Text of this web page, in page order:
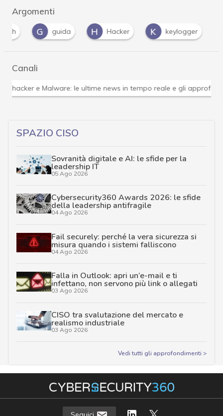
Argomenti
G
guida H Hacker K keylogger P
Canali
Attacchi hacker e Malware: le ultime news in tempo
SPAZIO CISO
Sovranità digitale e AI: le sfide per la
leadership IT
05 Ago 2026
Cybersecurity360 Awards 2026: le sfide
della leadership antifragile
04 Ago 2026
Fail securely: perché la vera sicurezza si
misura quando i sistemi falliscono
04 Ago 2026
Falla in Outlook: apri un’e-mail e ti
infettano, non servono più link o allegati
03 Ago 2026
CISO tra svalutazione del mercato e
realismo industriale
03 Ago 2026
Vedi tutti gli approfondimenti >